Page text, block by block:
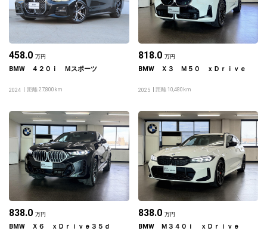
458.0 万円
BMW ４２０ｉ Ｍスポーツ
2024 距離 27,800km
818.0 万円
BMW Ｘ３ Ｍ５０ ｘＤｒｉｖｅ
2025 距離 10,480km
838.0 万円
BMW Ｘ６ ｘＤｒｉｖｅ３５ｄ
838.0 万円
BMW Ｍ３４０ｉ ｘＤｒｉｖｅ